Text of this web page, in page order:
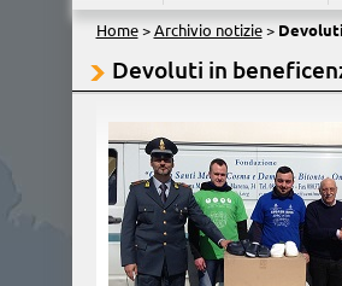
Home> Archivio notizie>
Devoluti in